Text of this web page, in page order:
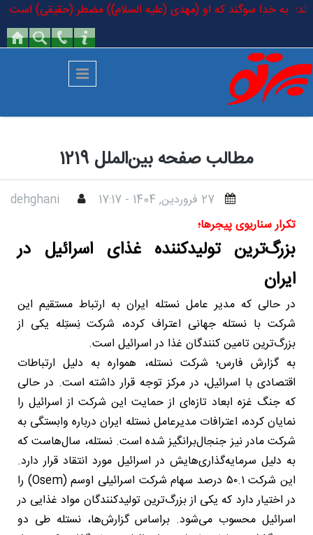
رفتن به محتوای اصلی
فرمودند: به خدا سوگند که او (مهدی (علیه السلام)) مضطر (حقیقی)
مطالب صفحه بین‌الملل 1219
27 فروردين, 1404 - 17:17
dehghani
تکرار سناریوی پیجرها؛
بزرگ‌ترین تولیدکننده غذای اسرائیل در
ایران
در حالی که مدیر عامل نستله ایران به ارتباط مستقیم این
شرکت با نستله جهانی اعتراف کرده، شرکت نِستِله یکی از
بزرگ‌ترین تامین کنندگان غذا در اسرائیل است.
به گزارش فارس؛ شرکت نستله، همواره به دلیل ارتباطات
اقتصادی با اسرائیل، در مرکز توجه قرار داشته است. در حالی
که جنگ غزه ابعاد تازه‌ای از حمایت این شرکت از اسرائیل را
نمایان کرده، اعترافات مدیرعامل نستله ایران درباره وابستگی به
شرکت مادر نیز جنجال‌برانگیز شده است. نستله، سال‌هاست که
به دلیل سرمایه‌گذاری‌هایش در اسرائیل مورد انتقاد قرار دارد.
این شرکت ۵۰.۱ درصد سهام شرکت اسرائیلی اوسم (Osem) را
در اختیار دارد که یکی از بزرگ‌ترین تولیدکنندگان مواد غذایی در
اسرائیل محسوب می‌شود. براساس گزارش‌ها، نستله طی دو